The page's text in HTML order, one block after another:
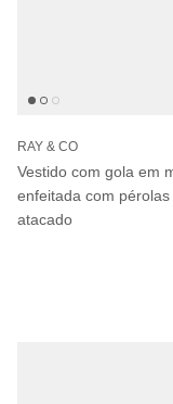
RAY & CO
Vestido com gola em
enfeitada com pérolas
atacado